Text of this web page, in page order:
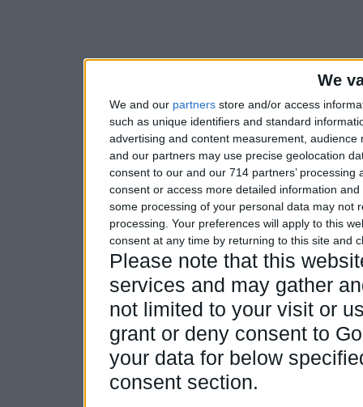
We
We and our partners store and/or access
such as unique identifiers and standard
advertising and content measurement,
and our partners may use precise geolocation
consent to our and our 714 partners’
consent or access more detailed information
some processing of your personal data may not
processing. Your preferences will apply to this
consent at any time by returning to this site and
Please note that this
services and may gather
not limited to your visit or
grant or deny consent to
your data for below
consent section.